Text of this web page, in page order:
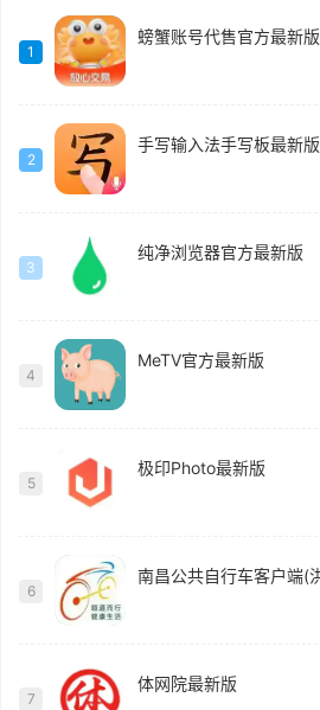
1
螃蟹账号代售官方最新版
2
手写输入法手写板最新版
3
纯净浏览器官方最新版
4
MeTV官方最新版
5
极印Photo最新版
6
7
体网院最新版